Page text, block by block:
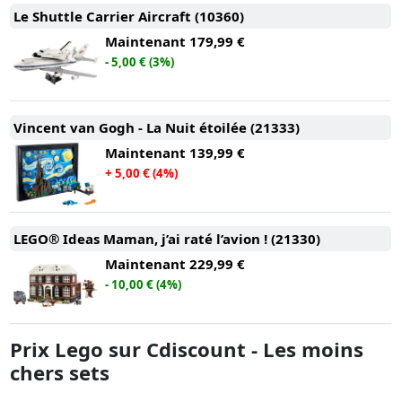
Le Shuttle Carrier Aircraft (10360)
Maintenant 179,99 €
- 5,00 € (3%)
Vincent van Gogh - La Nuit étoilée (21333)
Maintenant 139,99 €
+ 5,00 € (4%)
LEGO® Ideas Maman, j’ai raté l’avion ! (21330)
Maintenant 229,99 €
- 10,00 € (4%)
Prix Lego sur Cdiscount - Les moins
chers sets